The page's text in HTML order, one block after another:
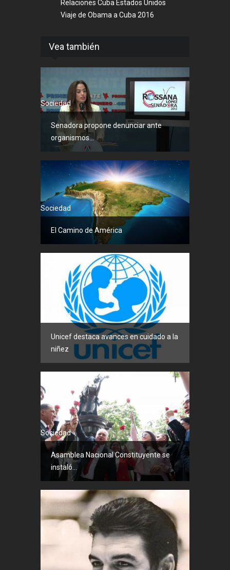
Relaciones Cuba Estados Unidos
Viaje de Obama a Cuba 2016
Vea también
Sociedad
Senadora propone denunciar ante
organismos...
Sociedad
El Camino de América
Sociedad
Unicef destaca avances en cuidado a la
niñez
Sociedad
Asamblea Nacional Constituyente se
instaló...